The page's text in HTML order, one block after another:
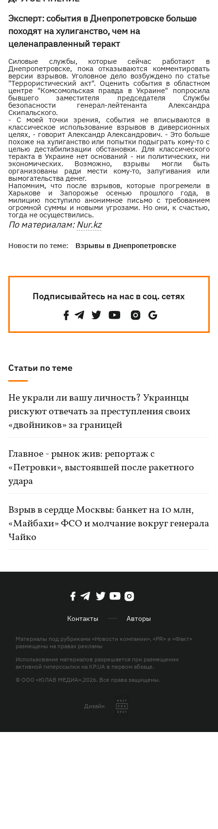
Эксперт: события в Днепропетровске больше
походят на хулиганство, чем на
целенаправленный теракт
Силовые службы, которые сейчас работают в
Днепропетровске, пока отказываются комментировать
версии взрывов. Уголовное дело возбуждено по статье
"Террористический акт". Оценить события в областном
центре "Комсомольская правда в Украине" попросила
бывшего заместителя председателя Службы
безопасности генерал-лейтенанта Александра
Скипальского.
- С моей точки зрения, события не вписываются в
классическое использование взрывов в диверсионных
целях, - говорит Александр Александрович. - Это больше
похоже на хулиганство или попытки подыграть кому-то с
целью дестабилизации обстановки. Для классического
теракта в Украине нет оснований - ни политических, ни
экономических. Возможно, взрывы могли быть
организованы ради мести кому-то, запугивания или
вымогательства денег.
Напомним, что после взрывов, которые прогремели в
Харькове и Запорожье осенью прошлого года, в
милицию поступило анонимное письмо с требованием
огромной суммы и новыми угрозами. Но они, к счастью,
тогда не осуществились.
По материалам:Nur.kz
Новости по теме: Взрывы в Днепропетровске
Подписывайтесь на нас в соц. сетях
Статьи по теме
Не украли ли вашу личность? Украинцы
рискуют отвечать за преступления своих
«двойников» за границей
Главное - рынок жив: репортаж с
«Петровки», выстоявшей после ракетного
удара
Взрыв в сердце Москвы: банкет на 10 млн,
«Майбахи» ФСО и молчание вокруг генерала
Чайко
Контакты Авторы
Материалы под рубриками «Новости компании», «PR» и «Факт»
размещены на правах рекламы
Использование материалов разрешается при размещении
активной гиперссылки на KP.UA в первом абзаце.
© ООО «ЮЛАВ МЕДИА»,2026. Все права защищены.
Дизайн